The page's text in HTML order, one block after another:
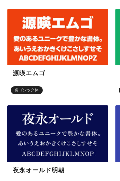
角ゴシック体
源暎エムゴ
夜永オールド明朝